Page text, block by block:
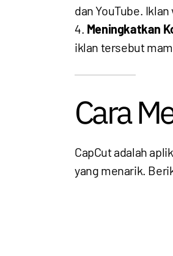
dan YouTube.
Meningkatkan
iklan tersebut
Cara
CapCut adalah
yang menarik.